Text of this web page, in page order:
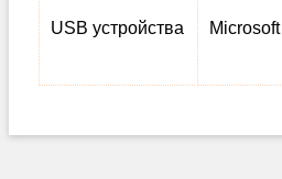
USB устройства Microsoft